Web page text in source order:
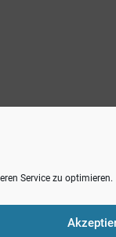
Service zu optimieren.